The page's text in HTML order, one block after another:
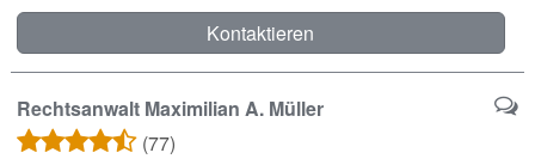
Kontaktieren
Rechtsanwalt Maximilian A. Müller
(77)